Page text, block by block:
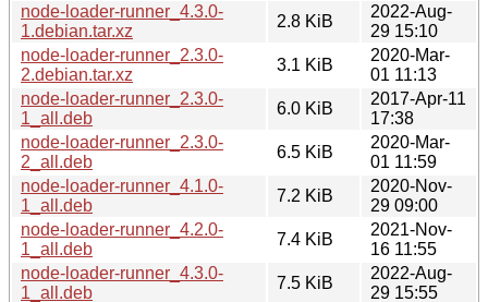
node-loader-runner_4.3.0-
1.debian.tar.xz
2.8 KiB
2022-Aug-
29 15:10
node-loader-runner_2.3.0-
2.debian.tar.xz
3.1 KiB
2020-Mar-
01 11:13
node-loader-runner_2.3.0-
1_all.deb
6.0 KiB
2017-Apr-11
17:38
node-loader-runner_2.3.0-
2_all.deb
6.5 KiB
2020-Mar-
01 11:59
node-loader-runner_4.1.0-
1_all.deb
7.2 KiB
2020-Nov-
29 09:00
node-loader-runner_4.2.0-
1_all.deb
7.4 KiB
2021-Nov-
16 11:55
node-loader-runner_4.3.0-
1_all.deb
7.5 KiB
2022-Aug-
29 15:55